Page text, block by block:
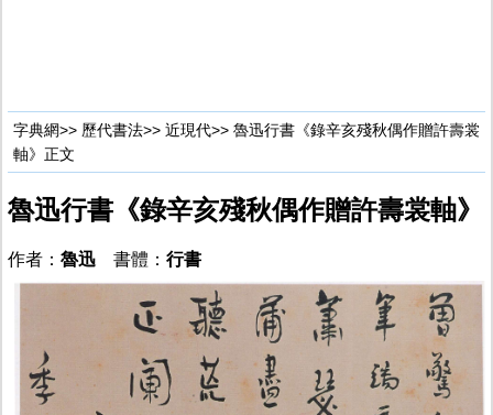
字典網>> 歷代書法>> 近現代>> 魯迅行書《錄辛亥殘秋偶作贈許壽裳
軸》正文
魯迅行書《錄辛亥殘秋偶作贈許壽裳軸》
作者： 魯迅 書體： 行書